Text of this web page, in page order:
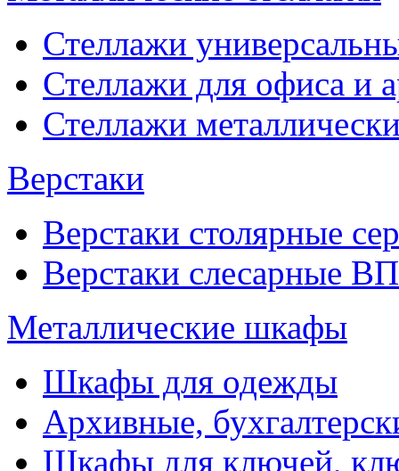
Стеллажи
Стеллажи для офиса и
Стеллажи
Верстаки
Верстаки столярные
Верстаки слесарные ВП
Металлические шкафы
Шкафы для одежды
Архивные,
Шкафы для ключей,